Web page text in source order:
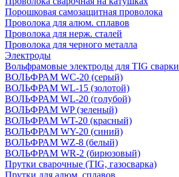
Порошковая самозащитная проволока
Проволока для алюм. сплавов
Проволока для нерж. сталей
Проволока для черного металла
Электроды
Вольфрамовые электроды для TIG сварки
ВОЛЬФРАМ WC-20 (серый)
ВОЛЬФРАМ WL-15 (золотой)
ВОЛЬФРАМ WL-20 (голубой)
ВОЛЬФРАМ WP (зеленый)
ВОЛЬФРАМ WT-20 (красный)
ВОЛЬФРАМ WY-20 (синий)
ВОЛЬФРАМ WZ-8 (белый)
ВОЛЬФРАМ WR-2 (бирюзовый)
Прутки сварочные (TIG, газосварка)
Прутки для алюм. сплавов